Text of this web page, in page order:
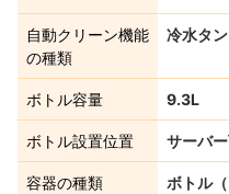
自動クリーン機能
の種類
冷水タ
ボトル容量 9.3L
ボトル設置位置 サーバ
容器の種類 ボトル